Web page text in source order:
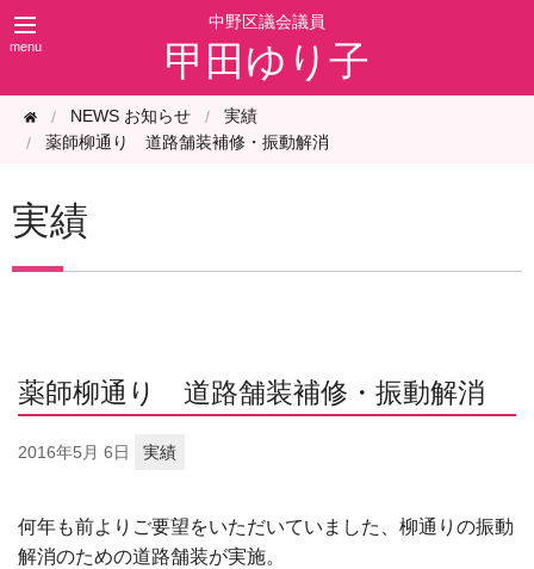
甲田ゆり子
NEWS お知らせ
実績
薬師柳通り 道路舗装補修・振動解消
実績
薬師柳通り 道路舗装補修・振動解消
2016年5月 6日 実績
何年も前よりご要望をいただいていました、柳通りの振動
解消のための道路舗装が実施。